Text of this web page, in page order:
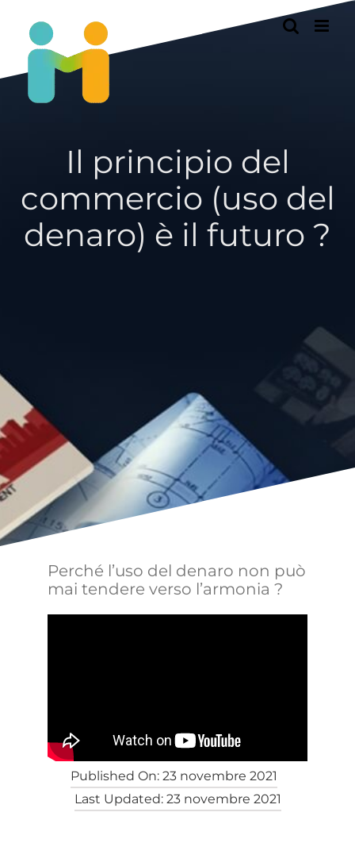
contenu
Il principio del
commercio (uso del
denaro) è il futuro ?
Perché l’uso del denaro non può
mai tendere verso l’armonia ?
Published On: 23 novembre 2021
Last Updated: 23 novembre 2021